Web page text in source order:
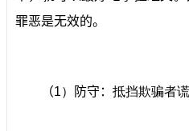
罪恶是无效的。
（1） 防守： 抵挡欺骗者